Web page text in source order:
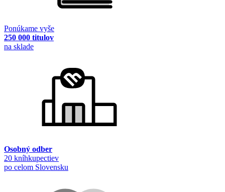
Ponúkame vyše
250 000 titulov
na sklade
Osobný odber
20 kníhkupectiev
po celom Slovensku